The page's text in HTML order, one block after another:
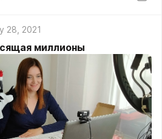
28, 2021
миллионы